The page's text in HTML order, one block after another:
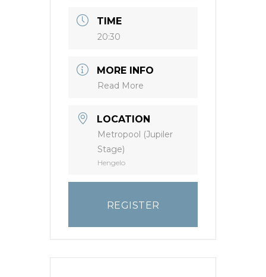
TIME
20:30
MORE INFO
Read More
LOCATION
Metropool (Jupiler
Stage)
Hengelo
REGISTER